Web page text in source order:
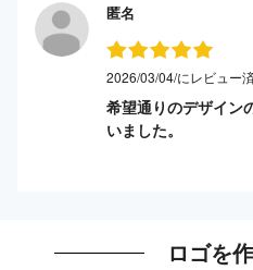
匿名
2026/03/04/にレビュー
希望通りのデザイン
いました。
ロゴを